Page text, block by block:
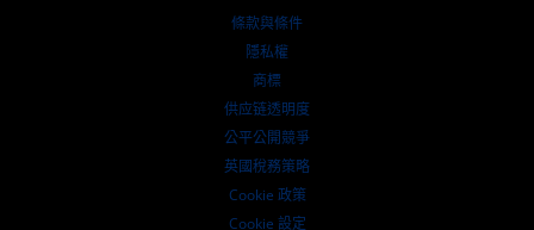
條款與條件
隱私權
商標
供应链透明度
公平公開競爭
英國稅務策略
Cookie 政策
Cookie 設定